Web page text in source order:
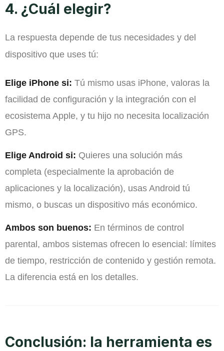
4. ¿Cuál elegir?
La respuesta depende de tus necesidades y del
dispositivo que uses tú:
Elige iPhone si: Tú mismo usas iPhone, valoras la
facilidad de configuración y la integración con el
ecosistema Apple, y tu hijo no necesita localización
GPS.
Elige Android si: Quieres una solución más
completa (especialmente la aprobación de
aplicaciones y la localización), usas Android tú
mismo, o buscas un dispositivo más económico.
Ambos son buenos: En términos de control
parental, ambos sistemas ofrecen lo esencial: límites
de tiempo, restricción de contenido y gestión remota.
La diferencia está en los detalles.
Conclusión: la herramienta es